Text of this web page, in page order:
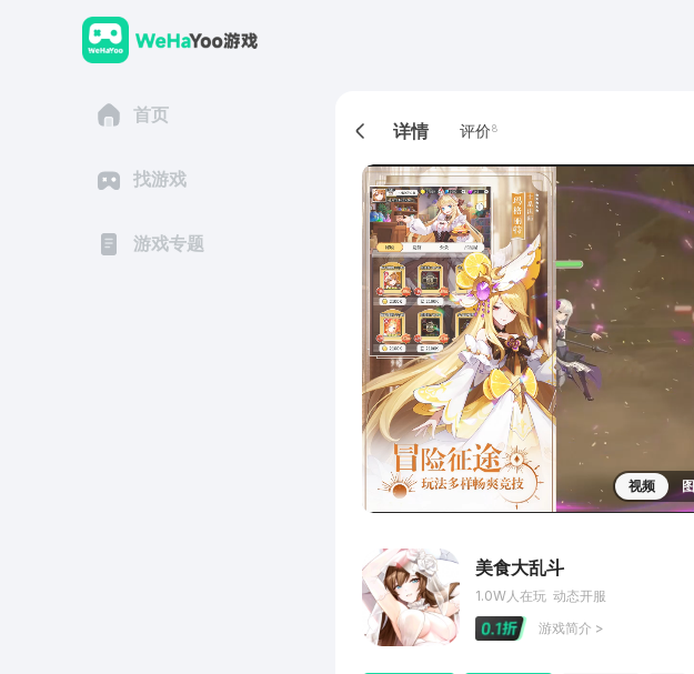
首页
找游戏
游戏专题
详情 评价8
视频
美食大乱斗
1.0W人在玩 动态开服
游戏简介 >